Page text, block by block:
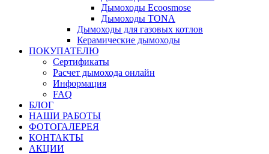
Дымоходы Ecoosmose
Дымоходы TONA
Дымоходы для газовых котлов
Керамические дымоходы
ПОКУПАТЕЛЮ
Сертификаты
Расчет дымохода онлайн
Информация
FAQ
БЛОГ
НАШИ РАБОТЫ
ФОТОГАЛЕРЕЯ
КОНТАКТЫ
АКЦИИ